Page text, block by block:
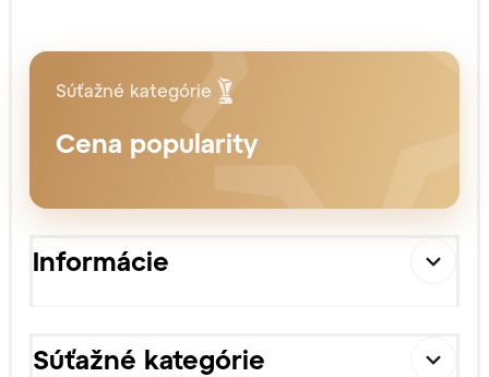
Súťažné kategórie
Cena popularity
Informácie
Súťažné kategórie